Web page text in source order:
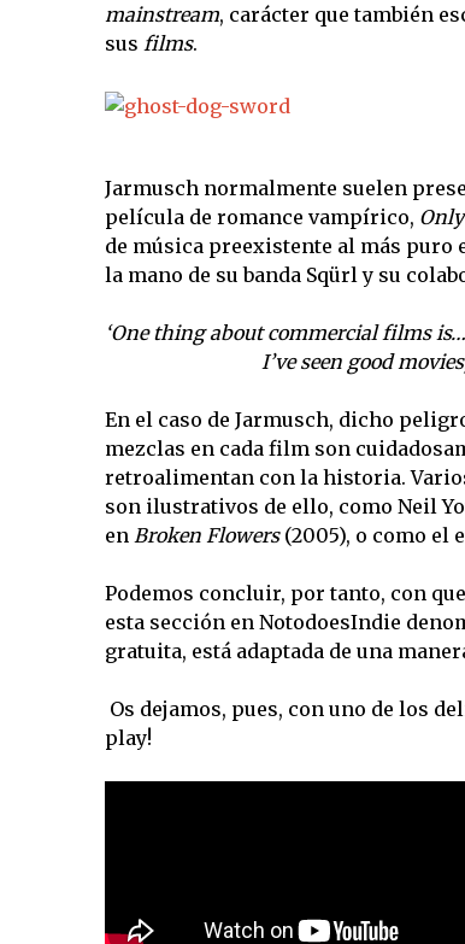
mainstream, carácter que también
sus films.
Jarmusch normalmente suelen
película de romance vampírico,
de música preexistente al más puro
la mano de su banda Sqürl y su
‘One thing about commercial films
I’ve seen good
En el caso de Jarmusch, dicho
mezclas en cada film son
retroalimentan con la historia.
son ilustrativos de ello, como Neil
en Broken Flowers (2005), o como el
Podemos concluir, por tanto, con
esta sección en NotodoesIndie
gratuita, está adaptada de una
Os dejamos, pues, con uno de los
play!